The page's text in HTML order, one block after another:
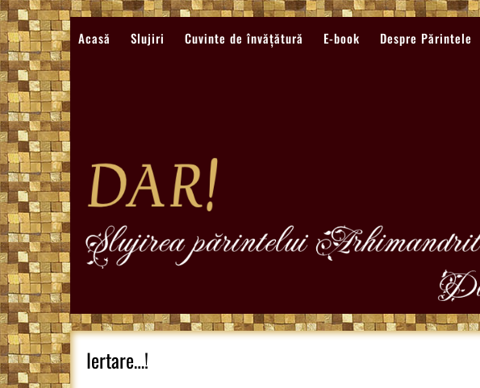
Sari
la
conținut
Acasă Slujiri Cuvinte de învățătură E-book Despre Părintele
Iertare…!